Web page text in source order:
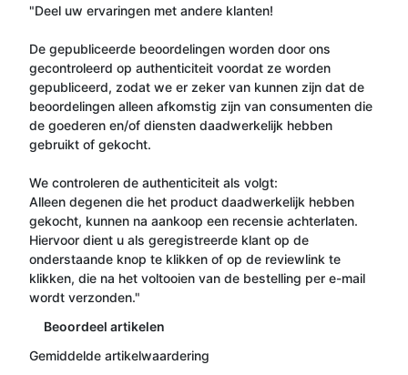
Gemiddelde artikelwaardering
"Deel uw ervaringen met andere klanten!
De gepubliceerde beoordelingen worden door ons
gecontroleerd op authenticiteit voordat ze worden
gepubliceerd, zodat we er zeker van kunnen zijn dat de
beoordelingen alleen afkomstig zijn van consumenten die
de goederen en/of diensten daadwerkelijk hebben
gebruikt of gekocht.
We controleren de authenticiteit als volgt:
Alleen degenen die het product daadwerkelijk hebben
gekocht, kunnen na aankoop een recensie achterlaten.
Hiervoor dient u als geregistreerde klant op de
onderstaande knop te klikken of op de reviewlink te
klikken, die na het voltooien van de bestelling per e-mail
wordt verzonden."
Beoordeel artikelen